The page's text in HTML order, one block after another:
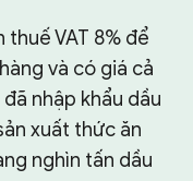
VAT 8% để
và có giá cả
nhập khẩu dầu
xuất thức ăn
nghìn tấn dầu